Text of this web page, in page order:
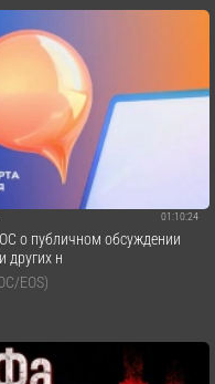
01:10:24
о публичном обсуждении
других н
EOS)